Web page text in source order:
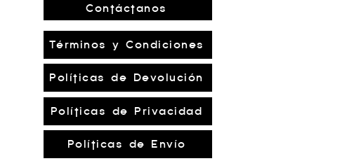
Contáctanos
Términos y Condiciones
Políticas de Devolución
Políticas de Privacidad
Políticas de Envío